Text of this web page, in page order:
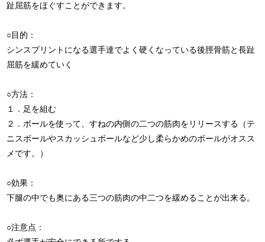
趾屈筋をほぐすことができます。
○目的：
シンスプリントになる選手達でよく硬くなっている後脛骨筋と長趾
屈筋を緩めていく
○方法：
１．足を組む
２．ボールを使って、すねの内側の二つの筋肉をリリースする（テ
ニスボールやスカッシュボールなど少し柔らかめのボールがオスス
メです。）
○効果：
下腿の中でも奥にある三つの筋肉の中二つを緩めることが出来る。
○注意点：